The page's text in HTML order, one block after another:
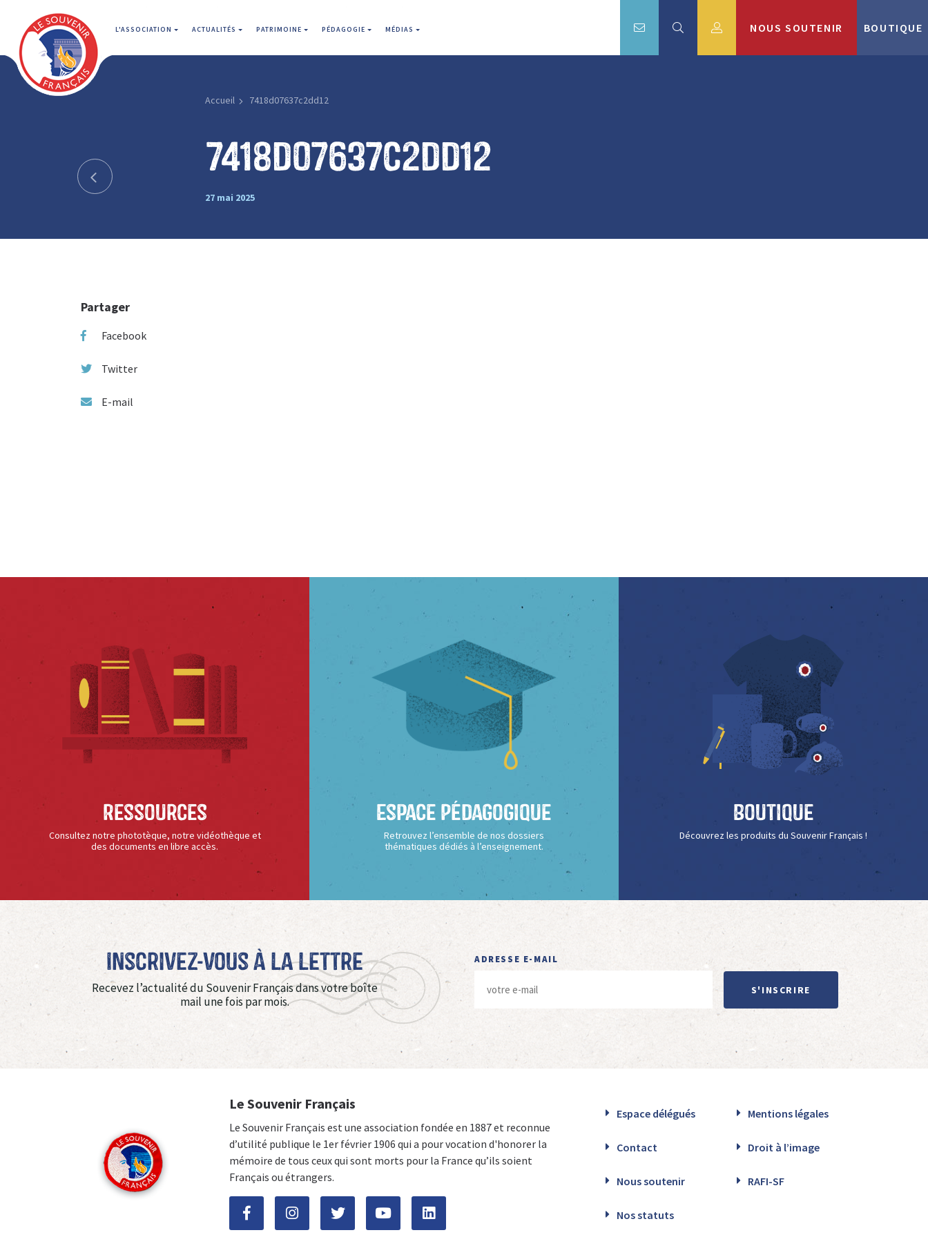
L'ASSOCIATION ACTUALITÉS PATRIMOINE PÉDAGOGIE MÉDIAS NOUS SOUTENIR BOUTIQUE
Accueil 7418d07637c2dd12
7418d07637c2dd12
27 mai 2025
Partager
Facebook
Twitter
E-mail
Ressources
Consultez notre phototèque, notre vidéothèque et
des documents en libre accès.
Espace Pédagogique
Retrouvez l’ensemble de nos dossiers
thématiques dédiés à l’enseignement.
Boutique
Découvrez les produits du Souvenir Français !
Inscrivez-vous à La Lettre
Recevez l’actualité du Souvenir Français dans votre boîte
mail une fois par mois.
ADRESSE E-MAIL
S'INSCRIRE
Le Souvenir Français
Le Souvenir Français est une association fondée en 1887 et reconnue
d’utilité publique le 1er février 1906 qui a pour vocation d'honorer la
mémoire de tous ceux qui sont morts pour la France qu’ils soient
Français ou étrangers.
Espace délégués Mentions légales
Contact Droit à l’image
Nous soutenir RAFI-SF
Nos statuts